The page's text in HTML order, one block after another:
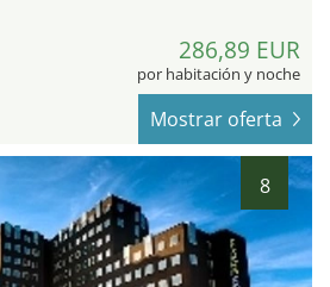
286,89 EUR
por habitación y noche
Mostrar oferta
8